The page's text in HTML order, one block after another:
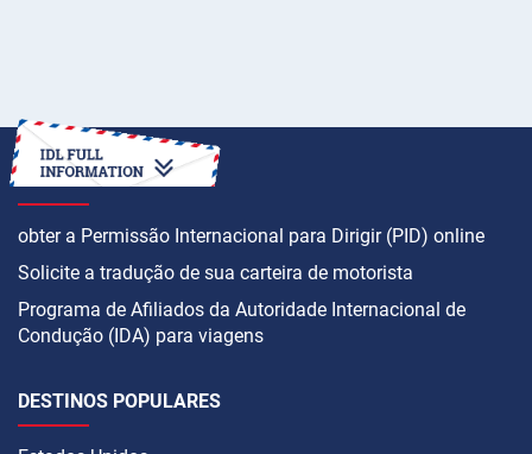
COMO
obter a Permissão Internacional para Dirigir (PID) online
Solicite a tradução de sua carteira de motorista
Programa de Afiliados da Autoridade Internacional de
Condução (IDA) para viagens
DESTINOS POPULARES